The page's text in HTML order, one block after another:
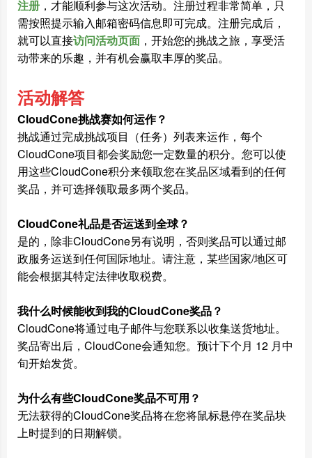
注册 ，才能顺利参与这次活动。注册过程非常简单，只
需按照提示输入邮箱密码信息即可完成。注册完成后，
就可以直接访问活动页面 ，开始您的挑战之旅，享受活
动带来的乐趣，并有机会赢取丰厚的奖品。
活动解答
CloudCone挑战赛如何运作？
挑战通过完成挑战项目（任务）列表来运作，每个
CloudCone项目都会奖励您一定数量的积分。您可以使
用这些CloudCone积分来领取您在奖品区域看到的任何
奖品，并可选择领取最多两个奖品。
CloudCone礼品是否运送到全球？
是的，除非CloudCone另有说明，否则奖品可以通过邮
政服务运送到任何国际地址。请注意，某些国家/地区可
能会根据其特定法律收取税费。
我什么时候能收到我的CloudCone奖品？
CloudCone将通过电子邮件与您联系以收集送货地址。
奖品寄出后，CloudCone会通知您。预计下个月 12 月中
旬开始发货。
为什么有些CloudCone奖品不可用？
无法获得的CloudCone奖品将在您将鼠标悬停在奖品块
上时提到的日期解锁。